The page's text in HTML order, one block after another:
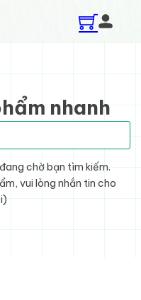
nhanh
chờ bạn tìm kiếm.
vui lòng nhắn tin cho